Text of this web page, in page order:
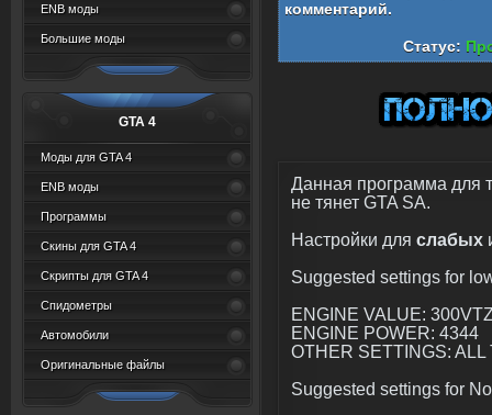
ENB моды
Большие моды
GTA 4
Моды для GTA 4
ENB моды
Программы
Скины для GTA 4
Скрипты для GTA 4
Спидометры
Автомобили
Оригинальные файлы
комментарий.
Статус:
Данная программа для
не тянет GTA SA.
Настройки для слабых
Suggested settings for
ENGINE VALUE:
ENGINE POWER: 4344
OTHER SETTINGS: ALL
Suggested settings for